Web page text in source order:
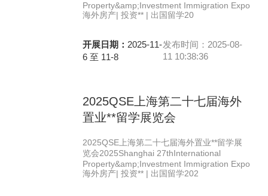
Property&amp;Investment Immigration Expo
海外房产| 投资** | 出国留学20
开展日期： 2025-11-
6 至 11-8
发布时间：2025-08-
11 10:38:36
2025QSE上海第二十七届海外
置业**留学展览会
2025QSE上海第二十七届海外置业**留学展
览会2025Shanghai 27thInternational
Property&amp;Investment Immigration Expo
海外房产| 投资** | 出国留学202